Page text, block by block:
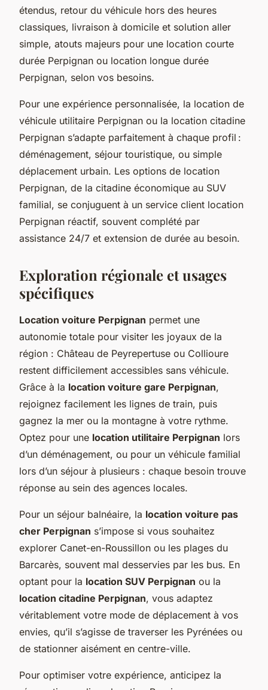
étendus, retour du véhicule hors des heures
classiques, livraison à domicile et solution aller
simple, atouts majeurs pour une location courte
durée Perpignan ou location longue durée
Perpignan, selon vos besoins.
Pour une expérience personnalisée, la location de
véhicule utilitaire Perpignan ou la location citadine
Perpignan s’adapte parfaitement à chaque profil :
déménagement, séjour touristique, ou simple
déplacement urbain. Les options de location
Perpignan, de la citadine économique au SUV
familial, se conjuguent à un service client location
Perpignan réactif, souvent complété par
assistance 24/7 et extension de durée au besoin.
Exploration régionale et usages
spécifiques
Location voiture Perpignan permet une
autonomie totale pour visiter les joyaux de la
région : Château de Peyrepertuse ou Collioure
restent difficilement accessibles sans véhicule.
Grâce à la location voiture gare Perpignan,
rejoignez facilement les lignes de train, puis
gagnez la mer ou la montagne à votre rythme.
Optez pour une location utilitaire Perpignan lors
d’un déménagement, ou pour un véhicule familial
lors d’un séjour à plusieurs : chaque besoin trouve
réponse au sein des agences locales.
Pour un séjour balnéaire, la location voiture pas
cher Perpignan s’impose si vous souhaitez
explorer Canet-en-Roussillon ou les plages du
Barcarès, souvent mal desservies par les bus. En
optant pour la location SUV Perpignan ou la
location citadine Perpignan, vous adaptez
véritablement votre mode de déplacement à vos
envies, qu’il s’agisse de traverser les Pyrénées ou
de stationner aisément en centre-ville.
Pour optimiser votre expérience, anticipez la